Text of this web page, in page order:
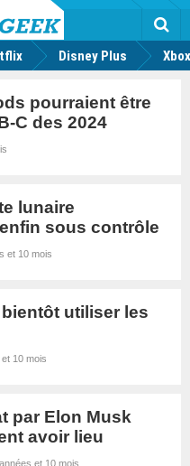
Disney Plus
pourraient être
C des 2024
lunaire
sous contrôle
et 10 mois
utiliser les
10 mois
par Elon Musk
avoir lieu
et 10 mois
Youtube